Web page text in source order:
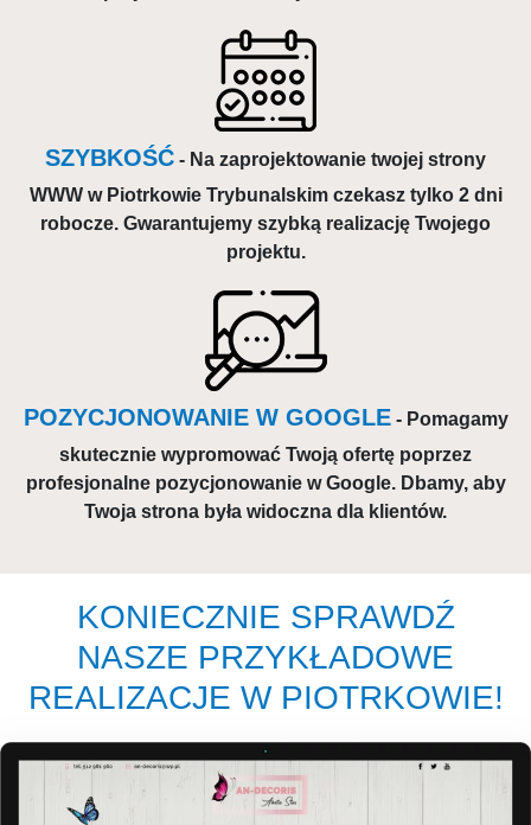
SZYBKOŚĆ - Na zaprojektowanie twojej strony
WWW w Piotrkowie Trybunalskim czekasz tylko 2 dni
robocze. Gwarantujemy szybką realizację Twojego
projektu.
POZYCJONOWANIE W GOOGLE- Pomagamy
skutecznie wypromować Twoją ofertę poprzez
profesjonalne pozycjonowanie w Google. Dbamy, aby
Twoja strona była widoczna dla klientów.
KONIECZNIE SPRAWDŹ
NASZE PRZYKŁADOWE
REALIZACJE W PIOTRKOWIE!